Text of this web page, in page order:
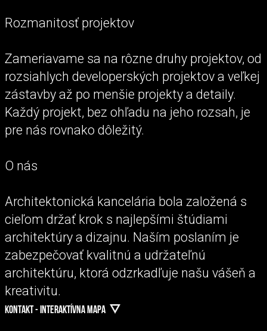
Rozmanitosť projektov
Zameriavame sa na rôzne druhy projektov, od
rozsiahlych developerských projektov a veľkej
zástavby až po menšie projekty a detaily.
Každý projekt, bez ohľadu na jeho rozsah, je
pre nás rovnako dôležitý.
O nás
Architektonická kancelária bola založená s
cieľom držať krok s najlepšími štúdiami
architektúry a dizajnu. Naším poslaním je
zabezpečovať kvalitnú a udržateľnú
architektúru, ktorá odzrkadľuje našu vášeň a
kreativitu.
KONTAKT - INTERAKTÍVNA MAPA